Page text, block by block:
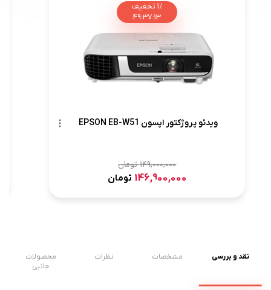
تخفیف 1%
49:37:12
ویدئو پروژکتور اپسون EPSON EB-W51
149,000,000تومان
146,900,000 تومان
نقد و بررسی مشخصات نظرات
محصولات
جانبی